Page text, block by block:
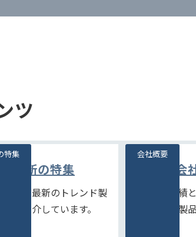
ツ
最新の特集
品や、最新のトレンド製
をご紹介しています。
特集
会
たしかな実績
にやさしい製
会社概要